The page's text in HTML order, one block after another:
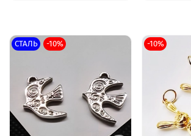
СТАЛЬ -10% -10%